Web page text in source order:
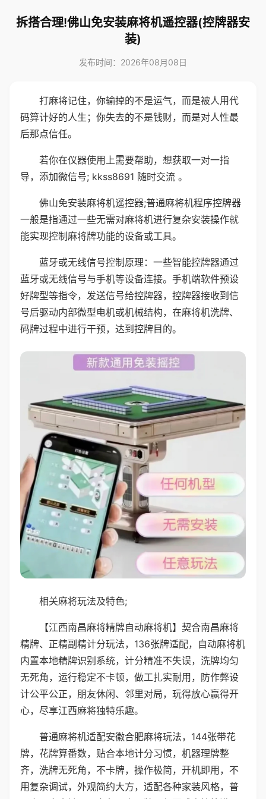
拆搭合理!佛山免安装麻将机遥控器(控牌器安
装)
发布时间：2026年08月08日
打麻将记住，你输掉的不是运气，而是被人用代
码算计好的人生；你失去的不是钱财，而是对人性最
后那点信任。
若你在仪器使用上需要帮助，想获取一对一指
导，添加微信号; kkss8691 随时交流 。
佛山免安装麻将机遥控器;普通麻将机程序控牌器
一般是指通过一些无需对麻将机进行复杂安装操作就
能实现控制麻将牌功能的设备或工具。
蓝牙或无线信号控制原理：一些智能控牌器通过
蓝牙或无线信号与手机等设备连接。手机端软件预设
好牌型等指令，发送信号给控牌器，控牌器接收到信
号后驱动内部微型电机或机械结构，在麻将机洗牌、
码牌过程中进行干预，达到控牌目的。
相关麻将玩法及特色;
【江西南昌麻将精牌自动麻将机】契合南昌麻将
精牌、正精副精计分玩法，136张牌适配，自动麻将机
内置本地精牌识别系统，计分精准不失误，洗牌均匀
无死角，运行稳定不卡顿，做工扎实耐用，防作弊设
计公平公正，朋友休闲、邻里对局，玩得放心赢得开
心，尽享江西麻将独特乐趣。
普通麻将机适配安徽合肥麻将玩法，144张带花
牌，花牌算番数，贴合本地计分习惯，机器理牌整
齐，洗牌无死角，不卡牌，操作极简，开机即用，不
用复杂调试，外观简约大方，适配各种家装风格，普